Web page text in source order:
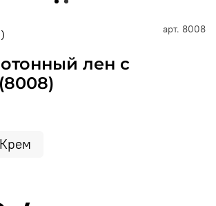
арт. 8008
лен с
Крем